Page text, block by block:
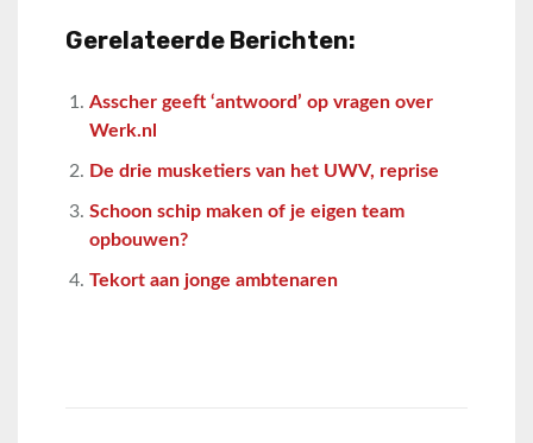
Gerelateerde Berichten:
Asscher geeft ‘antwoord’ op vragen over
Werk.nl
De drie musketiers van het UWV, reprise
Schoon schip maken of je eigen team
opbouwen?
Tekort aan jonge ambtenaren